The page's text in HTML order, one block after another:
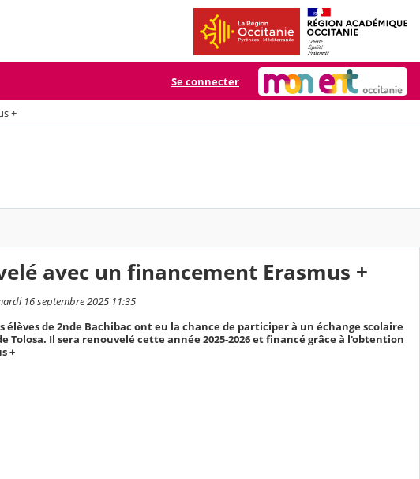
Se connecter
+
avec un financement Erasmus +
16 septembre 2025 11:35
élèves de 2nde Bachibac ont eu la chance de participer à un échange scolaire
Tolosa. Il sera renouvelé cette année 2025-2026 et financé grâce à l'obtention
+